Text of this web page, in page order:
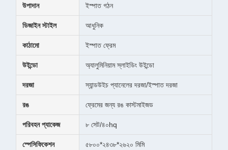
উপাদান ইস্পাত গঠন
ডিজাইন স্টাইল আধুনিক
কাঠামো ইস্পাত ফ্রেম
উইন্ডো অ্যালুমিনিয়াম স্লাইডিং উইন্ডো
দরজা স্যান্ডউইচ প্যানেলের দরজা/ইস্পাত দরজা
রঙ ফ্রেমের জন্য রঙ কাস্টমাইজড
পরিবহন প্যাকেজ ৮ সেট/৪০hq
স্পেসিফিকেশন ৫৮০০*২৪৩৮*২৬২০ মিমি